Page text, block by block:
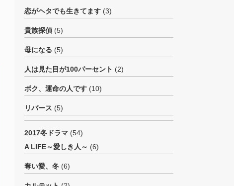
恋がヘタでも生きてます (3)
貴族探偵 (5)
母になる (5)
人は見た目が100パーセント (2)
ボク、運命の人です (10)
リバース (5)
2017冬ドラマ (54)
A LIFE～愛しき人～ (6)
奪い愛、冬 (6)